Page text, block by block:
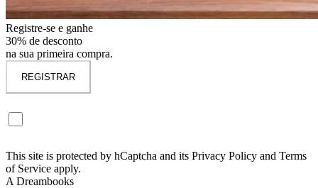
Registre-se e ganhe
30% de desconto
na sua primeira compra.
REGISTRAR
This site is protected by hCaptcha and its Privacy Policy and Terms
of Service apply.
A Dreambooks